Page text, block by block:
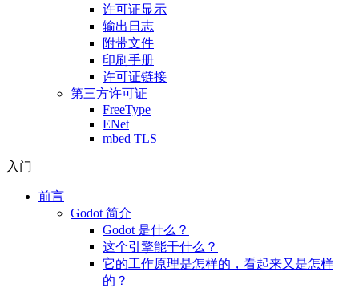
许可证显示
输出日志
附带文件
印刷手册
许可证链接
第三方许可证
FreeType
ENet
mbed TLS
入门
前言
Godot 简介
Godot 是什么？
这个引擎能干什么？
它的工作原理是怎样的，看起来又是怎样
的？